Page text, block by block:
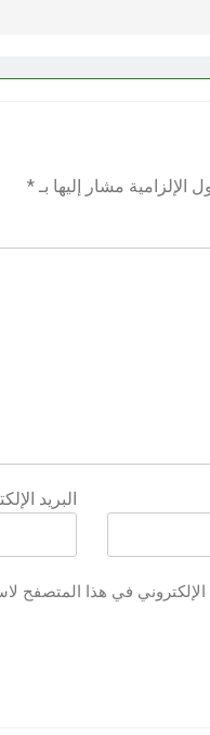
الإلزامية مشار إليها بـ *
البريد
في هذا المتصفح